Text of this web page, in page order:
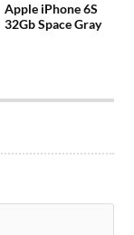
Apple iPhone 6S
32Gb Space Gray